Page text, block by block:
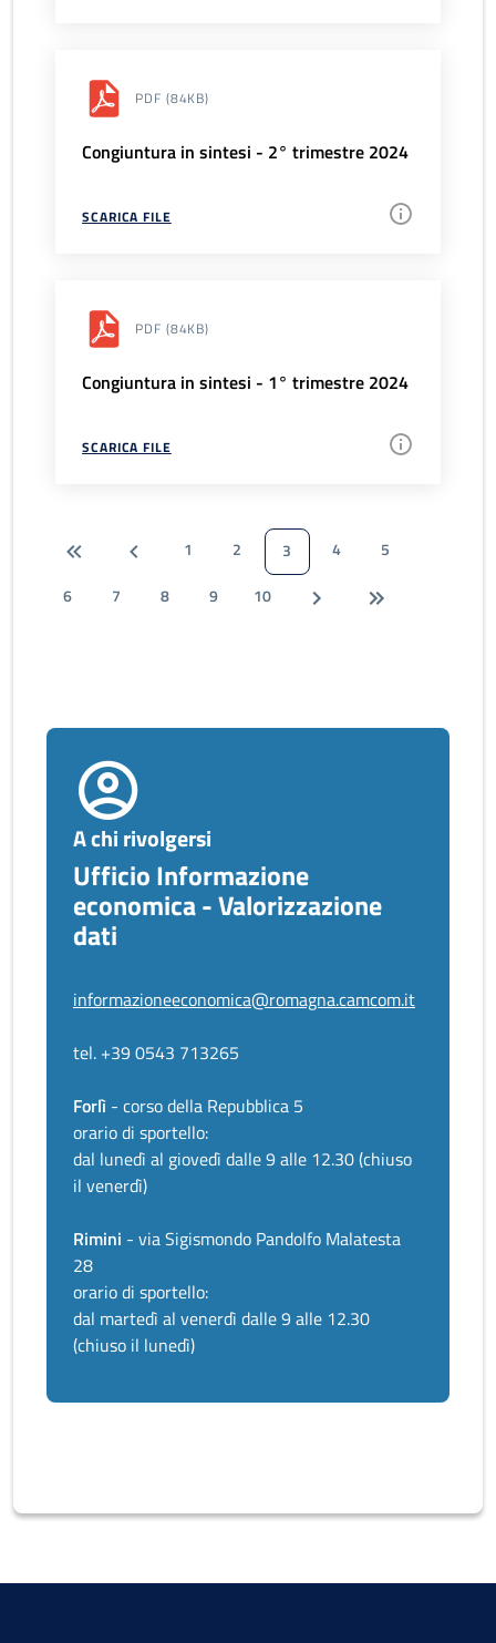
PDF (84KB)
Congiuntura in sintesi - 2° trimestre 2024
SCARICA FILE
PDF (84KB)
Congiuntura in sintesi - 1° trimestre 2024
SCARICA FILE
1 2 3 4
5
6
7 8 9 10
A chi rivolgersi
Ufficio Informazione
economica - Valorizzazione
dati
informazioneeconomica@romagna.camcom.it
tel. +39 0543 713265
Forlì - corso della Repubblica 5
orario di sportello:
dal lunedì al giovedì dalle 9 alle 12.30 (chiuso
il venerdì)
Rimini - via Sigismondo Pandolfo Malatesta
28
orario di sportello:
dal martedì al venerdì dalle 9 alle 12.30
(chiuso il lunedì)